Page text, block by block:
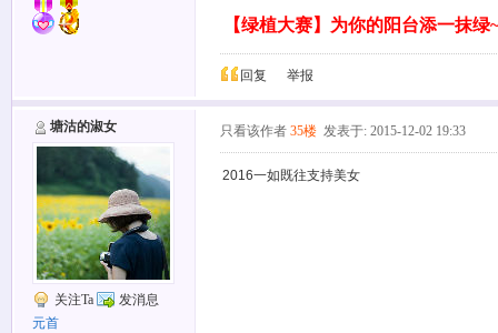
【绿植大赛】为你的阳台添一抹
回复 举报
塘沽的淑女
关注Ta
发消息
元首
只看该作者 35楼 发表于: 2015-12-02 19:33
2016一如既往支持美女